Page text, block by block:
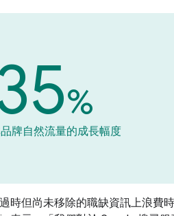
%
牌自然流量的成長幅度
時但尚未移除的職缺資訊上浪費